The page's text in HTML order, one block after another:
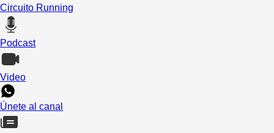
Circuito Running
Podcast
Video
Únete al canal